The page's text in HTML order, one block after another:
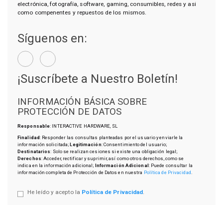
electrónica, fotografía, software, gaming, consumibles, redes y asi
como compenentes y repuestos de los mismos.
Síguenos en:
¡Suscríbete a Nuestro Boletín!
INFORMACIÓN BÁSICA SOBRE
PROTECCIÓN DE DATOS
Responsable: INTERACTIVE HARDWARE, SL
Finalidad: Responder las consultas planteadas por el usuario y enviarle la
información solicitada;Legitimación: Consentimiento del usuario;
Destinatarios: Solo se realizan cesiones si existe una obligación legal;
Derechos: Acceder, rectificar y suprimir, así como otros derechos, como se
indica en la información adicional; Información Adicional: Puede consultar la
información completa de Protección de Datos en nuestra Política de Privacidad
He leído y acepto la Política de Privacidad.